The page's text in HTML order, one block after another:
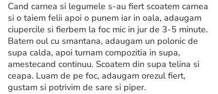
Cand carnea si legumele s-au fiert scoatem carnea
si o taiem felii apoi o punem iar in oala, adaugam
ciupercile si fierbem la foc mic in jur de 3-5 minute.
Batem oul cu smantana, adaugam un polonic de
supa calda, apoi turnam compozitia in supa,
amestecand continuu. Scoatem din supa telina si
ceapa. Luam de pe foc, adaugam orezul fiert,
gustam si potrivim de sare si piper.